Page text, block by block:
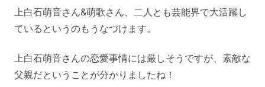
上白石萌音さん&萌歌さん、二人とも芸能界で大活躍し
ているというのもうなづけます。
上白石萌音さんの恋愛事情には厳しそうですが、素敵な
父親だということが分かりましたね！